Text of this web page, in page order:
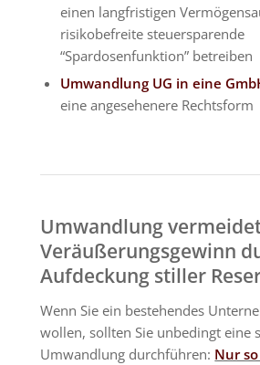
einen langfristigen
risikobefreite steuersparende
“Spardosenfunktion” betreiben
Umwandlung UG in eine
eine angesehenere Rechtsform
Umwandlung
Veräußerungsgewinn
Aufdeckung stiller
Wenn Sie ein bestehendes
wollen, sollten Sie unbedingt eine
Umwandlung durchführen: Nur